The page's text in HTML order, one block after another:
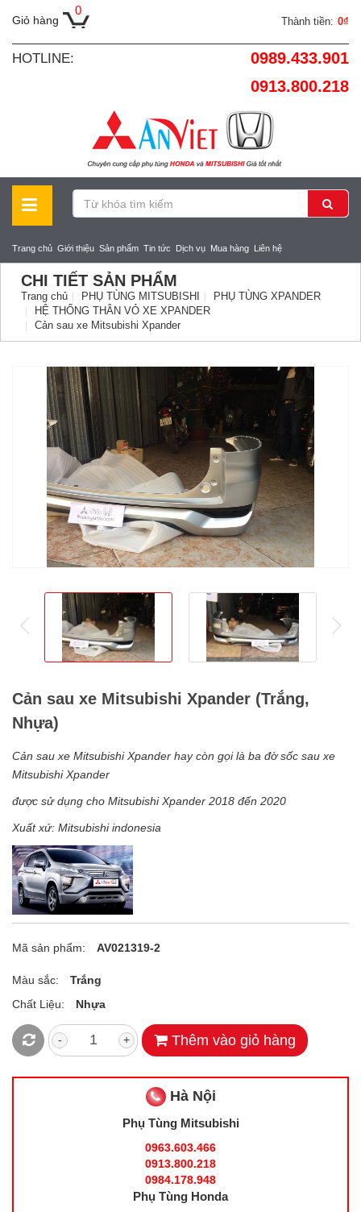
Giỏ hàng
0
Thành tiền: 0₫
HOTLINE:
0989.433.901
0913.800.218
Trang chủ Giới thiệu Sản phẩm Tin tức Dịch vụ Mua hàng Liên hệ
CHI TIẾT SẢN PHẨM
Trang chủ PHỤ TÙNG MITSUBISHI
PHỤ TÙNG XPANDER
HỆ THỐNG THÂN VỎ XE XPANDER
Cản sau xe Mitsubishi Xpander
prev
Cản sau xe Mitsubishi Xpander (Trắng,
Nhựa)
Cản sau xe Mitsubishi Xpander hay còn gọi là ba đờ sốc sau xe
Mitsubishi Xpander
được sử dụng cho Mitsubishi Xpander 2018 đến 2020
Xuất xứ: Mitsubishi indonesia
Mã sản phẩm: AV021319-2
Màu sắc:
Trắng
Chất Liệu:
Nhựa
- + Thêm vào giỏ hàng
Hà Nội
Phụ Tùng Mitsubishi
0963.603.466
0913.800.218
0984.178.948
Phụ Tùng Honda